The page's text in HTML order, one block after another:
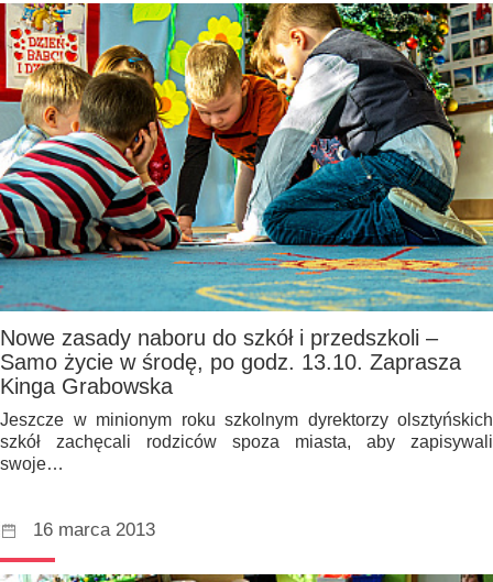
Nowe zasady naboru do szkół i przedszkoli –
Samo życie w środę, po godz. 13.10. Zaprasza
Kinga Grabowska
Jeszcze w minionym roku szkolnym dyrektorzy olsztyńskich
szkół zachęcali rodziców spoza miasta, aby zapisywali
swoje…
16 marca 2013